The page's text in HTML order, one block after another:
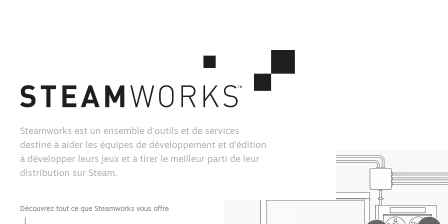
Steamworks est un ensemble d'outils et de services
destiné à aider les équipes de développement et d'édition
à développer leurs jeux et à tirer le meilleur parti de leur
distribution sur Steam.
Découvrez tout ce que Steamworks vous offre